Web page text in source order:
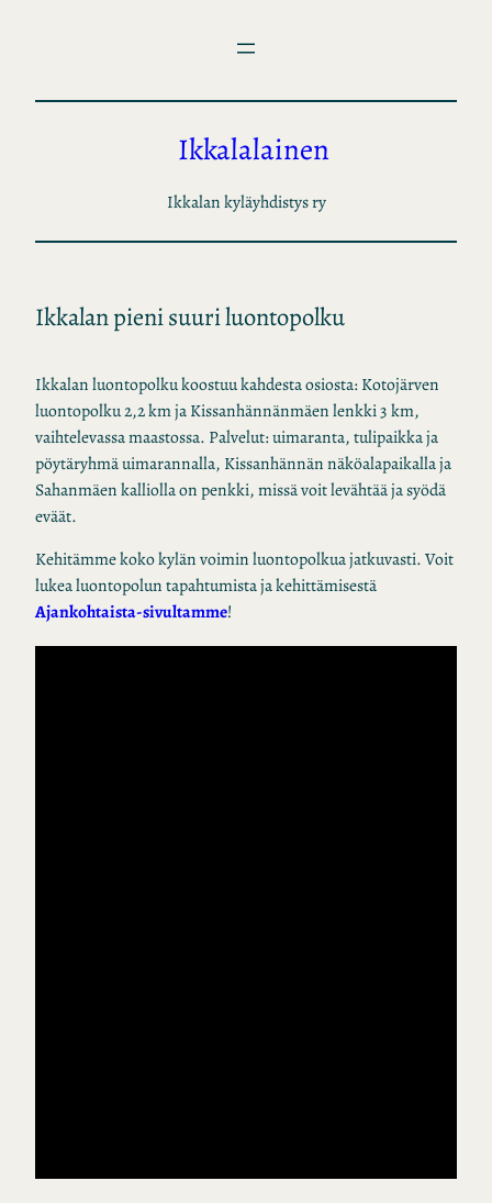
Ikkalalainen
Ikkalan kyläyhdistys ry
Ikkalan pieni suuri luontopolku
Ikkalan luontopolku koostuu kahdesta osiosta: Kotojärven
luontopolku 2,2 km ja Kissanhännänmäen lenkki 3 km,
vaihtelevassa maastossa. Palvelut: uimaranta, tulipaikka ja
pöytäryhmä uimarannalla, Kissanhännän näköalapaikalla ja
Sahanmäen kalliolla on penkki, missä voit levähtää ja syödä
eväät.
Kehitämme koko kylän voimin luontopolkua jatkuvasti. Voit
lukea luontopolun tapahtumista ja kehittämisestä
Ajankohtaista-sivultamme!